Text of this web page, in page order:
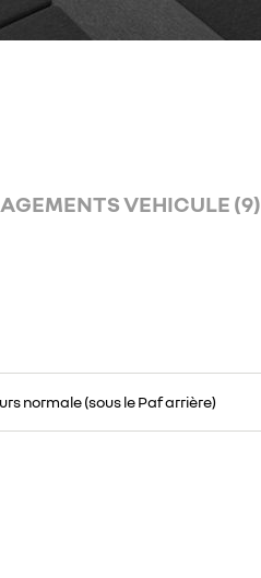
VEHICULE (9)
normale (sous le Paf arrière)